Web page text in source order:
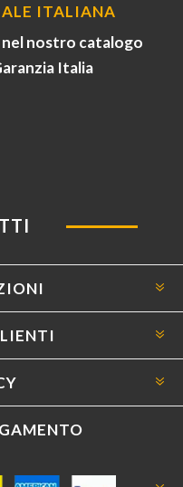
ITALIANA
nostro catalogo
Italia